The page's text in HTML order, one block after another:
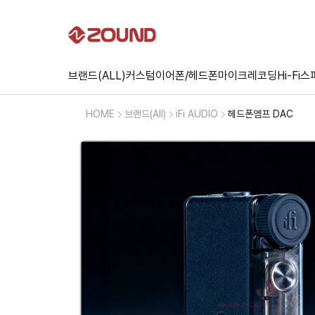
브랜드(ALL)커스텀이어폰/헤드폰마이크레코딩Hi-Fi스
HOME 브랜드(All) iFi AUDIO 헤드폰엠프 DAC